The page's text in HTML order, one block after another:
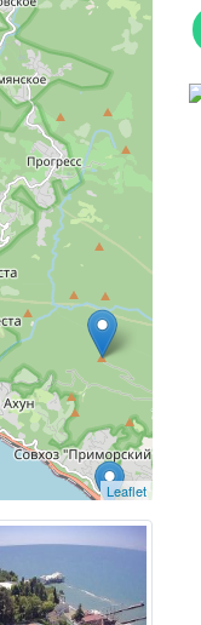
побережье
, в 250 км к
км к югу от
и является
человек. Это
Сочи
город-курорт
жителей.
и
форпоста
— 1864
транспортных
Адлер,
Leaflet